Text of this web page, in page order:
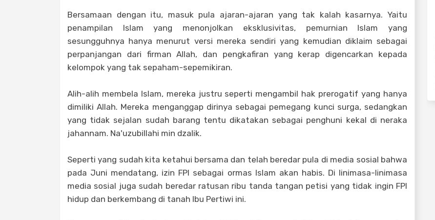
Bersamaan dengan itu, masuk pula ajaran-ajaran yang tak kalah kasarnya. Yaitu
penampilan Islam yang menonjolkan eksklusivitas, pemurnian Islam yang
sesungguhnya hanya menurut versi mereka sendiri yang kemudian diklaim sebagai
perpanjangan dari firman Allah, dan pengkafiran yang kerap digencarkan kepada
kelompok yang tak sepaham-sepemikiran.
Alih-alih membela Islam, mereka justru seperti mengambil hak prerogatif yang hanya
dimiliki Allah. Mereka menganggap dirinya sebagai pemegang kunci surga, sedangkan
yang tidak sejalan sudah barang tentu dikatakan sebagai penghuni kekal di neraka
jahannam. Na'uzubillahi min dzalik.
Seperti yang sudah kita ketahui bersama dan telah beredar pula di media sosial bahwa
pada Juni mendatang, izin FPI sebagai ormas Islam akan habis. Di linimasa-linimasa
media sosial juga sudah beredar ratusan ribu tanda tangan petisi yang tidak ingin FPI
hidup dan berkembang di tanah Ibu Pertiwi ini.